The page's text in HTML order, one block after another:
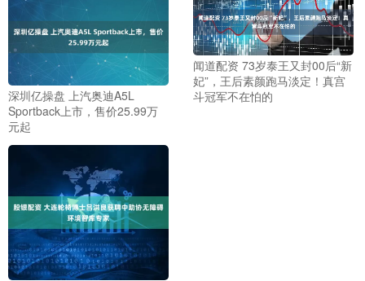
深圳亿操盘 上汽奥迪A5L
Sportback上市，售价25.99万
元起
闻道配资 73岁泰王又封00后“新
妃”，王后素颜跑马淡定！真宫
斗冠军不在怕的